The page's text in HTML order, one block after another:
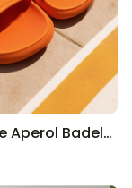
Personalisierbare Aperol Badelatschen mit Jahreszahl